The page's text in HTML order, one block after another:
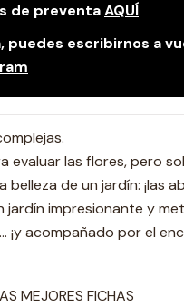
de preventaAQUÍ
puedes escribirnos a
evaluar las flores, pero
de un jardín: ¡las
impresionante y
¡y acompañado por el
MEJORES FICHAS